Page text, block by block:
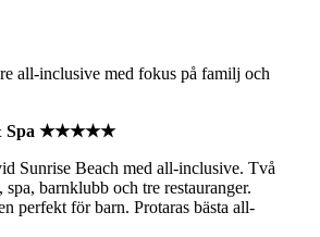
all-inclusive med fokus på familj och
& Spa ★★★★★
Sunrise Beach med all-inclusive. Två
barnklubb och tre restauranger.
perfekt för barn. Protaras bästa all-